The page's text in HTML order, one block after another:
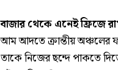
বাজার থেকে এনেই ফ্রিজে
আম আদতে ক্রান্তীয় অঞ্চলের
তাকে নিজের ছন্দে পাকতে